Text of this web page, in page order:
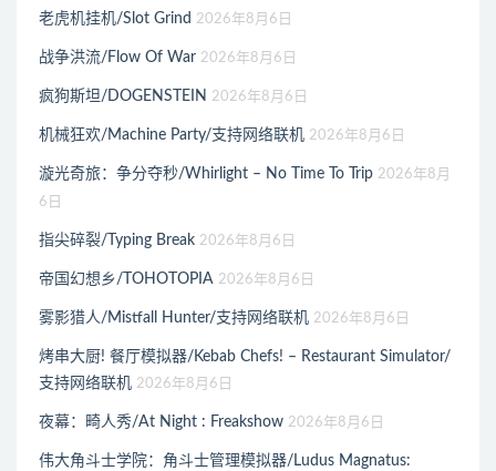
老虎机挂机/Slot Grind 2026年8月6日
战争洪流/Flow Of War 2026年8月6日
疯狗斯坦/DOGENSTEIN 2026年8月6日
机械狂欢/Machine Party/支持网络联机 2026年8月6日
漩光奇旅：争分夺秒/Whirlight – No Time To Trip 2026年8月
6日
指尖碎裂/Typing Break 2026年8月6日
帝国幻想乡/TOHOTOPIA 2026年8月6日
雾影猎人/Mistfall Hunter/支持网络联机 2026年8月6日
烤串大厨! 餐厅模拟器/Kebab Chefs! – Restaurant Simulator/
支持网络联机 2026年8月6日
夜幕：畸人秀/At Night : Freakshow 2026年8月6日
伟大角斗士学院：角斗士管理模拟器/Ludus Magnatus: